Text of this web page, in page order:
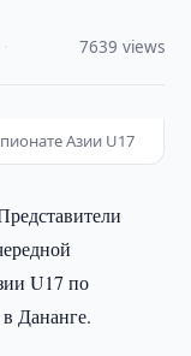
7639 views
Азии U17
U17 по
Дананге.